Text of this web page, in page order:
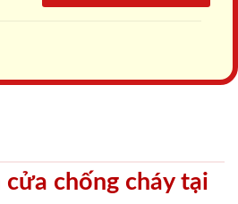
cửa chống cháy tại